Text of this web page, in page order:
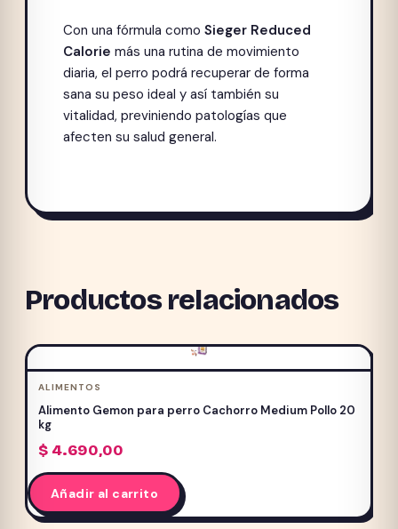
Con una fórmula como Sieger Reduced
Calorie más una rutina de movimiento
diaria, el perro podrá recuperar de forma
sana su peso ideal y así también su
vitalidad, previniendo patologías que
afecten su salud general.
Productos relacionados
ALIMENTOS
Alimento Gemon para perro Cachorro Medium Pollo 20
kg
$4.690,00
Añadir al carrito